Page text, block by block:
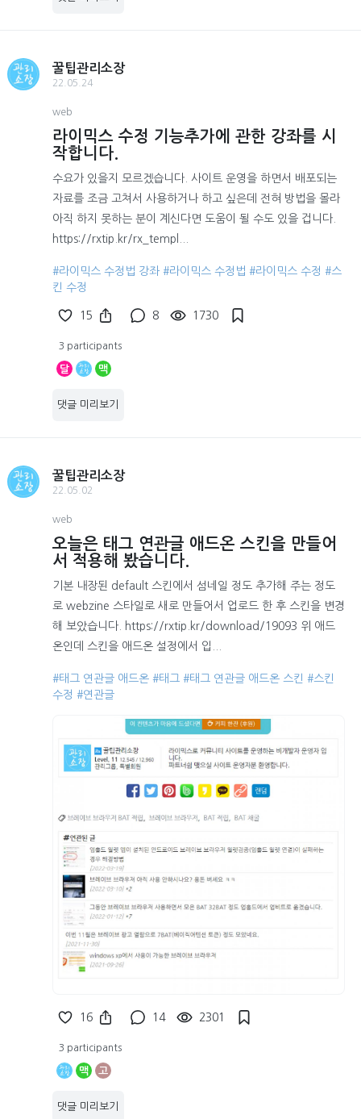
꿀팁관리소장
22.05.24
web
라이믹스 수정 기능추가에 관한 강좌를 시
작합니다.
수요가 있을지 모르겠습니다. 사이트 운영을 하면서 배포되는
자료를 조금 고쳐서 사용하거나 하고 싶은데 전혀 방법을 몰라
아직 하지 못하는 분이 계신다면 도움이 될 수도 있을 겁니다.
https://rxtip.kr/rx_templ...
#라이믹스 수정법 강좌 #라이믹스 수정법 #라이믹스 수정 #스
킨 수정
15 8 1730
3 participants
달 맥
댓글 미리보기
꿀팁관리소장
22.05.02
web
오늘은 태그 연관글 애드온 스킨을 만들어
서 적용해 봤습니다.
기본 내장된 default 스킨에서 섬네일 정도 추가해 주는 정도
로 webzine 스타일로 새로 만들어서 업로드 한 후 스킨을 변경
해 보았습니다. https://rxtip.kr/download/19093 위 애드
온인데 스킨을 애드온 설정에서 입...
#태그 연관글 애드온 #태그 #태그 연관글 애드온 스킨 #스킨
수정 #연관글
16 14 2301
3 participants
맥 고
댓글 미리보기